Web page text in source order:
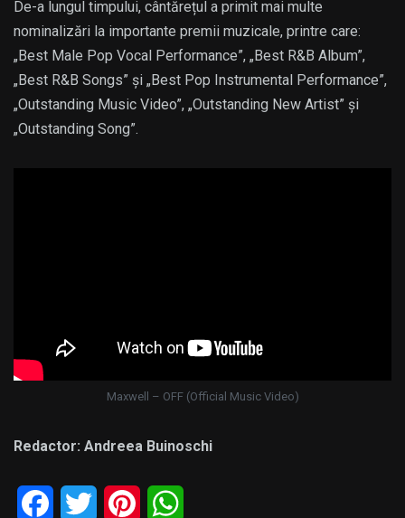
De-a lungul timpului, cântărețul a primit mai multe
nominalizări la importante premii muzicale, printre care:
„Best Male Pop Vocal Performance”, „Best R&B Album”,
„Best R&B Songs” și „Best Pop Instrumental Performance”,
„Outstanding Music Video”, „Outstanding New Artist” și
„Outstanding Song”.
Maxwell – OFF (Official Music Video)
Redactor: Andreea Buinoschi
Facebook
Twitter Pinterest